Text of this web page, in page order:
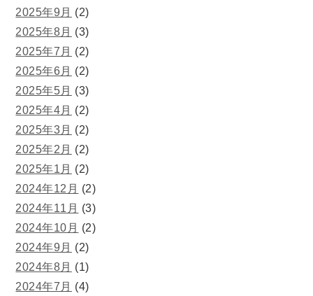
2025年9月 (2)
2025年8月 (3)
2025年7月 (2)
2025年6月 (2)
2025年5月 (3)
2025年4月 (2)
2025年3月 (2)
2025年2月 (2)
2025年1月 (2)
2024年12月 (2)
2024年11月 (3)
2024年10月 (2)
2024年9月 (2)
2024年8月 (1)
2024年7月 (4)